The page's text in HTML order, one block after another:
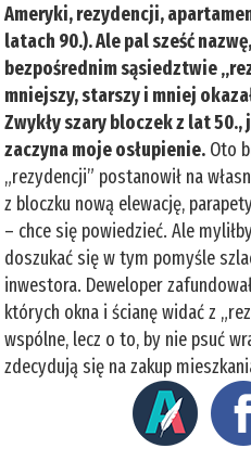
Ameryki, rezydencji,
latach 90.). Ale pal sześć
bezpośrednim sąsiedztwie
mniejszy, starszy i mniej
Zwykły szary bloczek z lat
zaczyna moje osłupienie. Oto
„rezydencji” postanowił na
z bloczku nową elewację,
– chce się powiedzieć. Ale
doszukać się w tym pomyśle
inwestora. Deweloper
których okna i ścianę widać z
wspólne, lecz o to, by nie psuć
zdecydują się na zakup